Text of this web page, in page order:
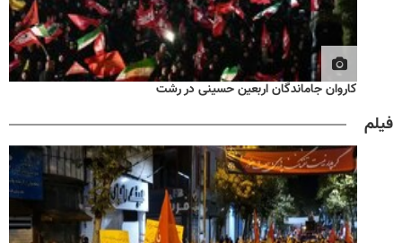
کاروان جاماندگان اربعین حسینی در رشت
فیلم